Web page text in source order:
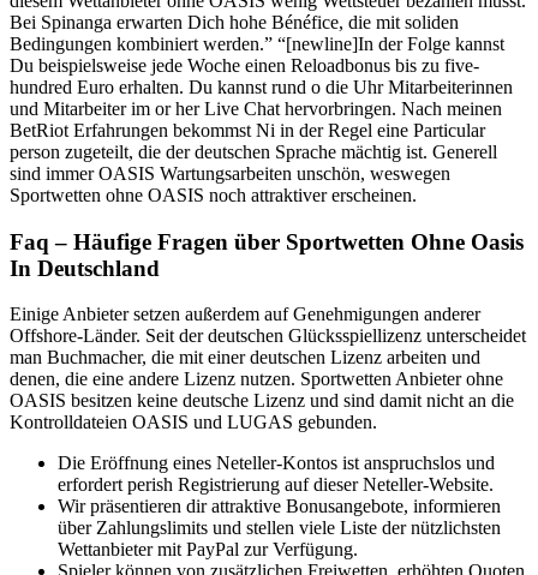
Bei Spinanga erwarten Dich hohe Bénéfice, die mit soliden
Bedingungen kombiniert werden.” “[newline]In der Folge kannst
Du beispielsweise jede Woche einen Reloadbonus bis zu five-
hundred Euro erhalten. Du kannst rund o die Uhr Mitarbeiterinnen
und Mitarbeiter im or her Live Chat hervorbringen. Nach meinen
BetRiot Erfahrungen bekommst Ni in der Regel eine Particular
person zugeteilt, die der deutschen Sprache mächtig ist. Generell
sind immer OASIS Wartungsarbeiten unschön, weswegen
Sportwetten ohne OASIS noch attraktiver erscheinen.
Faq – Häufige Fragen über Sportwetten Ohne Oasis
In Deutschland
Einige Anbieter setzen außerdem auf Genehmigungen anderer
Offshore-Länder. Seit der deutschen Glücksspiellizenz unterscheidet
man Buchmacher, die mit einer deutschen Lizenz arbeiten und
denen, die eine andere Lizenz nutzen. Sportwetten Anbieter ohne
OASIS besitzen keine deutsche Lizenz und sind damit nicht an die
Kontrolldateien OASIS und LUGAS gebunden.
Die Eröffnung eines Neteller-Kontos ist anspruchslos und
erfordert perish Registrierung auf dieser Neteller-Website.
Wir präsentieren dir attraktive Bonusangebote, informieren
über Zahlungslimits und stellen viele Liste der nützlichsten
Wettanbieter mit PayPal zur Verfügung.